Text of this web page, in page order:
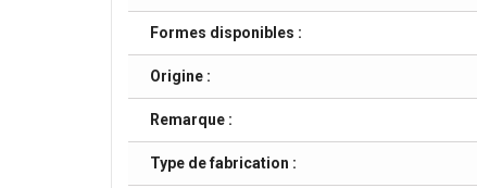
Formes disponibles :
Origine :
Remarque :
Type de fabrication :